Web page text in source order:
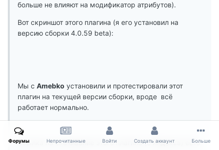
больше не влияют на модификатор атрибутов).
Вот скриншот этого плагина (я его установил на
версию сборки 4.0.59 beta):
Мы с Amebko установили и протестировали этот
плагин на текущей версии сборки, вроде всё
работает нормально.
Ссылка на скачивание этого плагина (с Яндекса) есть
Форумы Непрочитанные Войти Создать аккаунт Больше